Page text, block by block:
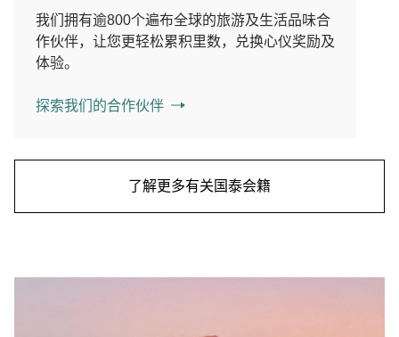
我们拥有逾800个遍布全球的旅游及生活品味合
作伙伴，让您更轻松累积里数，兑换心仪奖励及
体验。
探索我们的合作伙伴
了解更多有关国泰会籍